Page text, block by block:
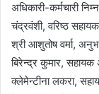
अधिकारी-कर्मचारी
चंद्रवंशी, वरिष्ठ
श्री आशुतोष वर्मा,
बिरेन्द्र कुमार, सहायक
क्लेमेन्टीना लकरा,